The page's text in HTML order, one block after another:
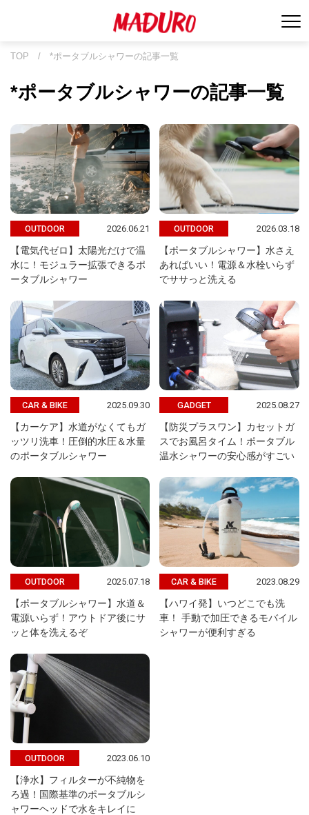
TOP / *ポータブルシャワーの記事一覧
*ポータブルシャワーの記事一覧
OUTDOOR 2026.06.21
【電気代ゼロ】太陽光だけで温
水に！モジュラー拡張できるポ
ータブルシャワー
OUTDOOR 2026.03.18
【ポータブルシャワー】水さえ
あればいい！電源＆水栓いらず
でササっと洗える
CAR & BIKE 2025.09.30
【カーケア】水道がなくてもガ
ッツリ洗車！圧倒的水圧＆水量
のポータブルシャワー
GADGET 2025.08.27
【防災プラスワン】カセットガ
スでお風呂タイム！ポータブル
温⽔シャワーの安心感がすごい
OUTDOOR 2025.07.18
【ポータブルシャワー】水道＆
電源いらず！アウトドア後にサ
ッと体を洗えるぞ
CAR & BIKE 2023.08.29
【ハワイ発】いつどこでも洗
車！ 手動で加圧できるモバイル
シャワーが便利すぎる
OUTDOOR 2023.06.10
【浄水】フィルターが不純物を
ろ過！国際基準のポータブルシ
ャワーヘッドで水をキレイに